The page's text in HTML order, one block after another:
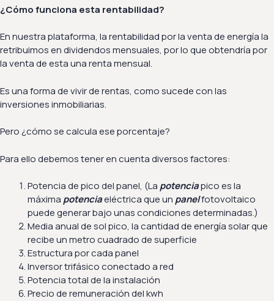
¿Cómo funciona esta rentabilidad?
En nuestra plataforma, la rentabilidad por la venta de energía la
retribuimos en dividendos mensuales, por lo que obtendría por
la venta de esta una renta mensual.
Es una forma de vivir de rentas, como sucede con las
inversiones inmobiliarias.
Pero ¿cómo se calcula ese porcentaje?
Para ello debemos tener en cuenta diversos factores:
Potencia de pico del panel, (La potenciapico es la
máxima potenciaeléctrica que un panelfotovoltaico
puede generar bajo unas condiciones determinadas.)
Media anual de sol pico, la cantidad de energía solar que
recibe un metro cuadrado de superficie
Estructura por cada panel
Inversor trifásico conectado a red
Potencia total de la instalación
Precio de remuneración del kwh